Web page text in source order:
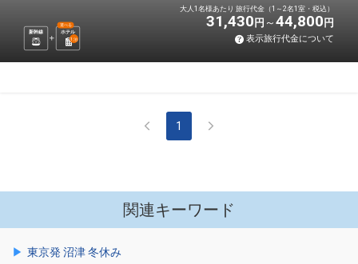
新幹線 ホテル
選べる
1 泊
大人1名様あたり 旅行代金（1～2名1室・税込）
31,430 円 44,800 円
表示旅行代金について
1
関連キーワード
東京発 沼津 冬休み